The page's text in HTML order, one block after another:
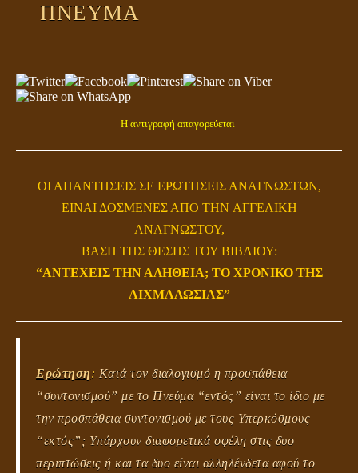
ΠΝΕΥΜΑ
Η αντιγραφή απαγορεύεται
ΟΙ ΑΠΑΝΤΗΣΕΙΣ ΣΕ ΕΡΩΤΗΣΕΙΣ ΑΝΑΓΝΩΣΤΩΝ,
ΕΙΝΑΙ ΔΟΣΜΕΝΕΣ ΑΠΟ ΤΗΝ ΑΓΓΕΛΙΚΗ
ΑΝΑΓΝΩΣΤΟΥ,
ΒΑΣΗ ΤΗΣ ΘΕΣΗΣ ΤΟΥ ΒΙΒΛΙΟΥ:
“ΑΝΤΕΧΕΙΣ ΤΗΝ ΑΛΗΘΕΙΑ; ΤΟ ΧΡΟΝΙΚΟ ΤΗΣ
ΑΙΧΜΑΛΩΣΙΑΣ”
Ερώτηση: Κατά τον διαλογισμό η προσπάθεια
“συντονισμού” με το Πνεύμα “εντός” είναι το ίδιο με
την προσπάθεια συντονισμού με τους Υπερκόσμους
“εκτός”; Υπάρχουν διαφορετικά οφέλη στις δυο
περιπτώσεις ή και τα δυο είναι αλληλένδετα αφού το